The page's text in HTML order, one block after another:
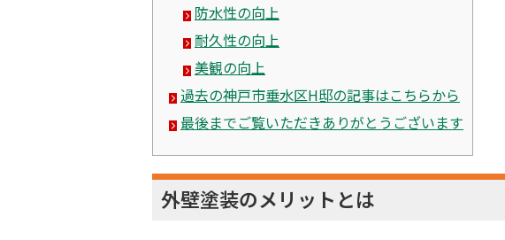
防水性の向上
耐久性の向上
美観の向上
過去の神戸市垂水区H邸の記事はこちらから
最後までご覧いただきありがとうございます
外壁塗装のメリットとは